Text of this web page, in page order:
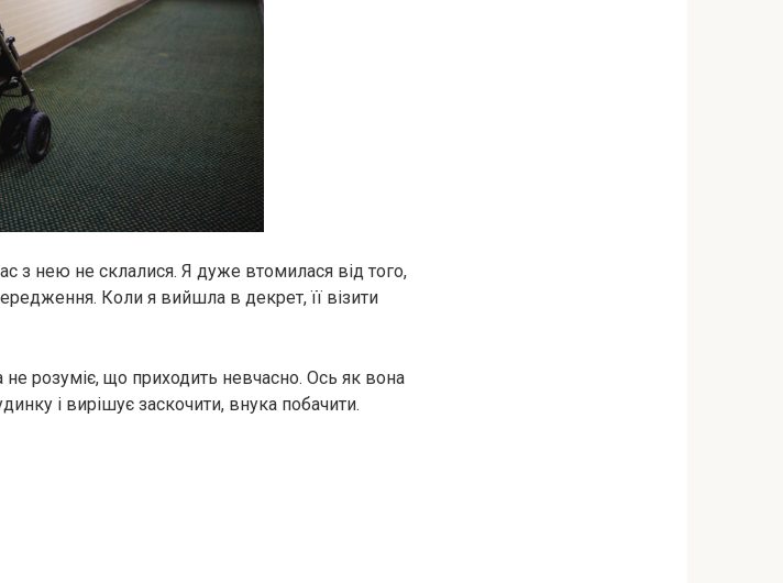
з нею не склалися. Я дуже втомилася від того,
Коли я вийшла в декрет, її візити
розуміє, що приходить невчасно. Ось як вона
і вирішує заскочити, внука побачити.